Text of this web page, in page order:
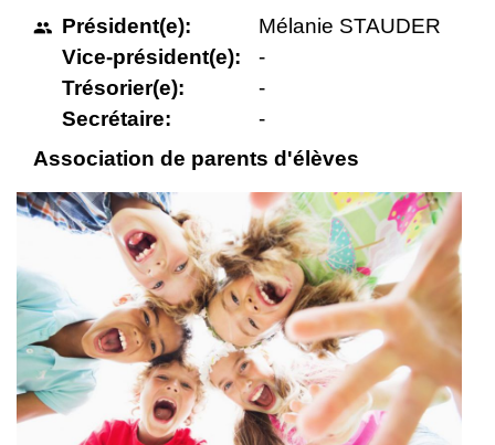
people Président(e):
Vice-président(e):
Trésorier(e):
Secrétaire:
Mélanie STAUDER
-
-
-
Association de parents d'élèves